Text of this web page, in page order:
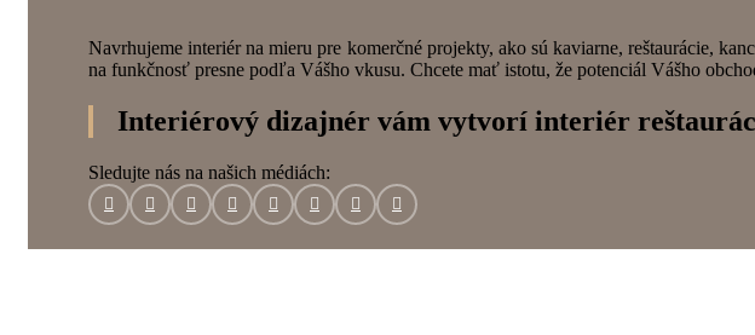
Navrhujeme interiér na mieru pre komerčné projekty, ako sú kaviarne, reštaurácie,
na funkčnosť presne podľa Vášho vkusu. Chcete mať istotu, že potenciál Vášho
Interiérový dizajnér vám vytvorí interiér
Sledujte nás na našich médiách: